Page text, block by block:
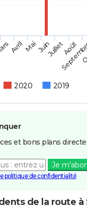
2020 2019
AvrilMaiJuinJuilletAoût
et bons plans
Je
politique de confidentialité
de la route à